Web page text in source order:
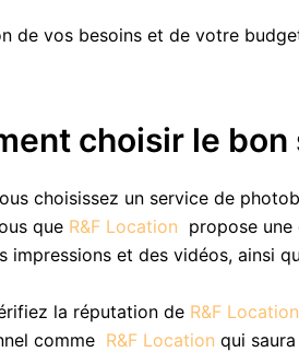
de vos besoins et de votre
choisir le
choisissez un service de
que R&F Location propose
impressions et des vidéos, ainsi
la réputation de R&F Location
comme R&F Location qui